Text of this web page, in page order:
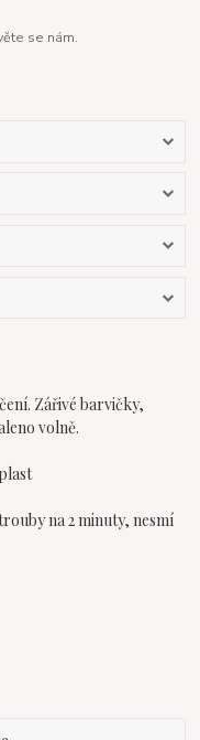
se nám.
Zářivé barvičky,
volně.
na 2 minuty, nesmí